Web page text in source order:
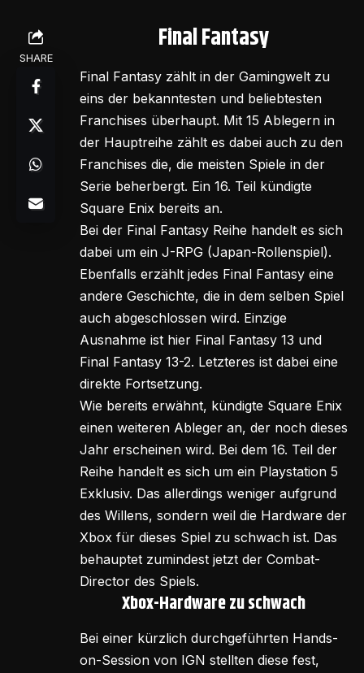
SHARE
Final Fantasy
Final Fantasy zählt in der Gamingwelt zu
eins der bekanntesten und beliebtesten
Franchises überhaupt. Mit 15 Ablegern in
der Hauptreihe zählt es dabei auch zu den
Franchises die, die meisten Spiele in der
Serie beherbergt. Ein 16. Teil kündigte
Square Enix bereits an.
Bei der Final Fantasy Reihe handelt es sich
dabei um ein J-RPG (Japan-Rollenspiel).
Ebenfalls erzählt jedes Final Fantasy eine
andere Geschichte, die in dem selben Spiel
auch abgeschlossen wird. Einzige
Ausnahme ist hier Final Fantasy 13 und
Final Fantasy 13-2. Letzteres ist dabei eine
direkte Fortsetzung.
Wie bereits erwähnt, kündigte Square Enix
einen weiteren Ableger an, der noch dieses
Jahr erscheinen wird. Bei dem 16. Teil der
Reihe handelt es sich um ein Playstation 5
Exklusiv. Das allerdings weniger aufgrund
des Willens, sondern weil die Hardware der
Xbox für dieses Spiel zu schwach ist. Das
behauptet zumindest jetzt der Combat-
Director des Spiels.
Xbox-Hardware zu schwach
Bei einer kürzlich durchgeführten Hands-
on-Session von IGN stellten diese fest,